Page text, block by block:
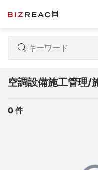
空調設備施工管理/
0 件